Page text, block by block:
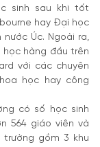
sinh sau khi tốt
hay Đại học
Úc. Ngoài ra,
hàng đầu trên
với các chuyên
học hay công
có số học sinh
564 giáo viên và
trường gồm 3 khu